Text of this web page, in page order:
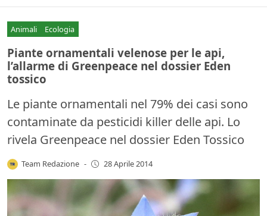
Animali Ecologia
Piante ornamentali velenose per le api,
l’allarme di Greenpeace nel dossier Eden
tossico
Le piante ornamentali nel 79% dei casi sono
contaminate da pesticidi killer delle api. Lo
rivela Greenpeace nel dossier Eden Tossico
Team Redazione - 28 Aprile 2014